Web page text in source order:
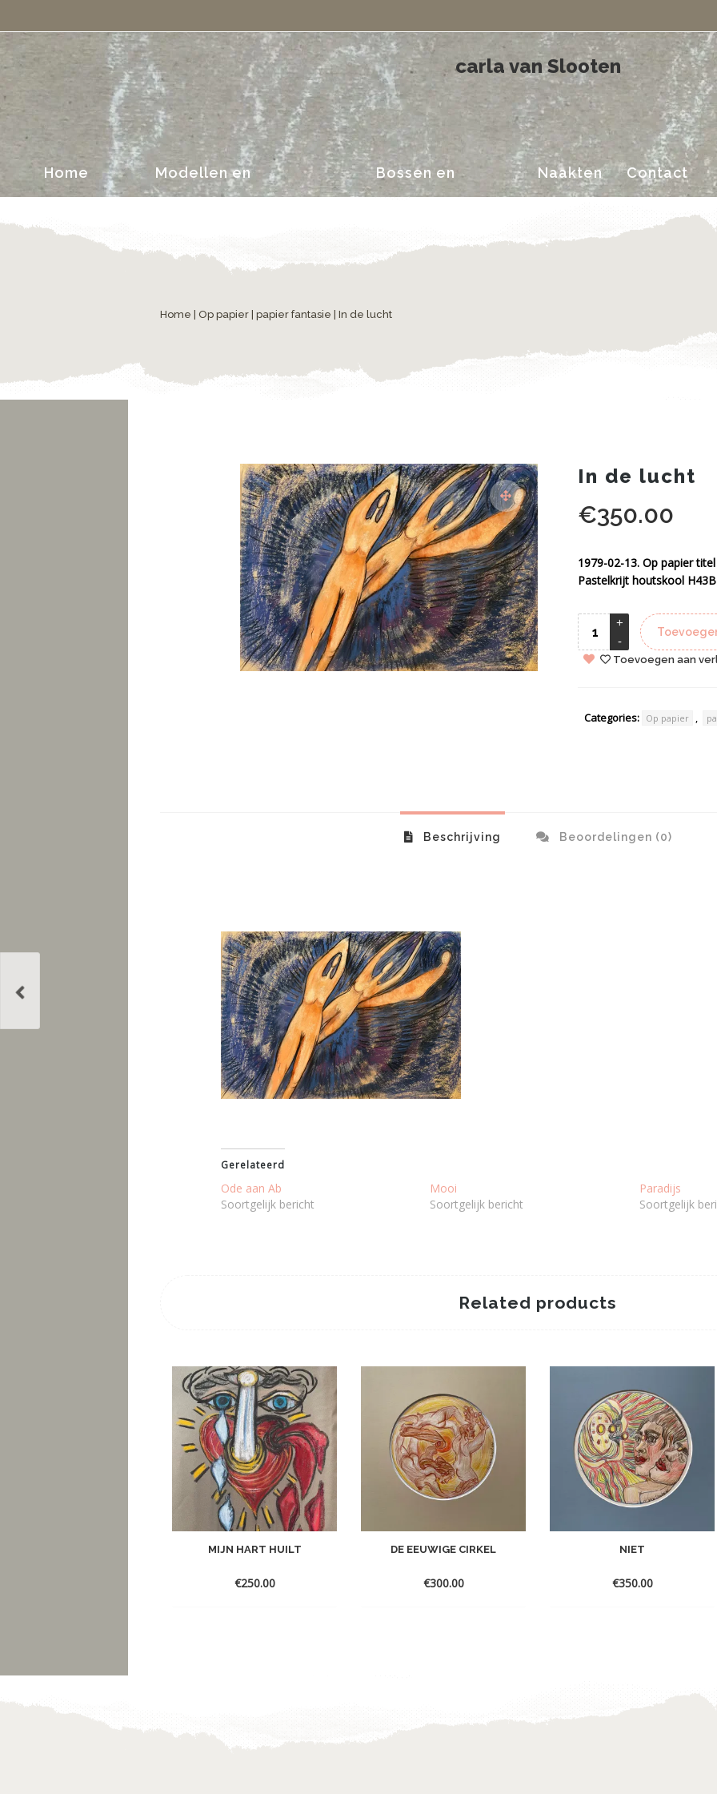
carla van Slooten
Home Modellen en Bossen en Naakten Contact
Home Op papier papier fantasie | In de lucht
In de lucht
€350.00
1979-02-13. Op papier
Pastelkrijt houtskool
Toevoegen aan
Categories: Op papier ,
Beschrijving Beoordelingen (0)
Gerelateerd
Ode aan Ab
Soortgelijk bericht
Mooi
Soortgelijk bericht
Paradijs
Soortgelijk
Related products
MIJN HART HUILT
€250.00
DE EEUWIGE CIRKEL
€300.00
NIET
€350.00